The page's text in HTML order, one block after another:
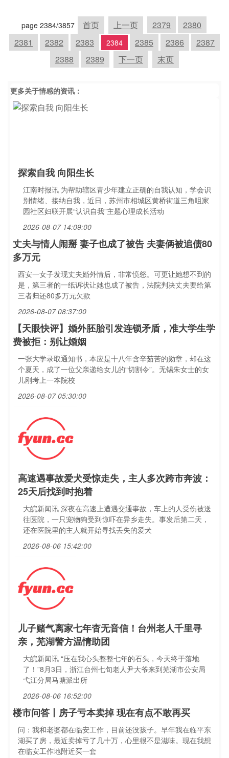
page 2384/3857 首页 上一页 2379
2380
2381
2382 2383 2384 2385 2386
2387
2388
2389 下一页 末页
更多关于情感的资讯：
探索自我 向阳生长
江南时报讯 为帮助辖区青少年建立正确的自我认知，学会识
别情绪、接纳自我，近日，苏州市相城区黄桥街道三角咀家
园社区妇联开展“认识自我”主题心理成长活动
2026-08-07 14:09:00
丈夫与情人闹掰 妻子也成了被告 夫妻俩被追债80
多万元
西安一女子发现丈夫婚外情后，非常愤怒。可更让她想不到的
是，第三者的一纸诉状让她也成了被告，法院判决丈夫要给第
三者归还80多万元欠款
2026-08-07 08:37:00
【天眼快评】婚外胚胎引发连锁矛盾，准大学生学
费被拒：别让婚姻
一张大学录取通知书，本应是十八年含辛茹苦的勋章，却在这
个夏天，成了一位父亲递给女儿的“切割令”。无锡朱女士的女
儿刚考上一本院校
2026-08-07 05:30:00
高速遇事故爱犬受惊走失，主人多次跨市奔波：
25天后找到时抱着
大皖新闻讯 深夜在高速上遭遇交通事故，车上的人受伤被送
往医院，一只宠物狗受到惊吓在异乡走失。事发后第二天，
还在医院里的主人就开始寻找丢失的爱犬
2026-08-06 15:42:00
儿子赌气离家七年杳无音信！台州老人千里寻
亲，芜湖警方温情助团
大皖新闻讯 “压在我心头整整七年的石头，今天终于落地
了！”8月3日，浙江台州七旬老人尹大爷来到芜湖市公安局
弋江分局马塘派出所
2026-08-06 16:52:00
楼市问答丨房子亏本卖掉 现在有点不敢再买
问：我和老婆都在临安工作，目前还没孩子。早年我在临平东
湖买了房，最近卖掉亏了几十万，心里很不是滋味。现在我想
在临安工作地附近买一套